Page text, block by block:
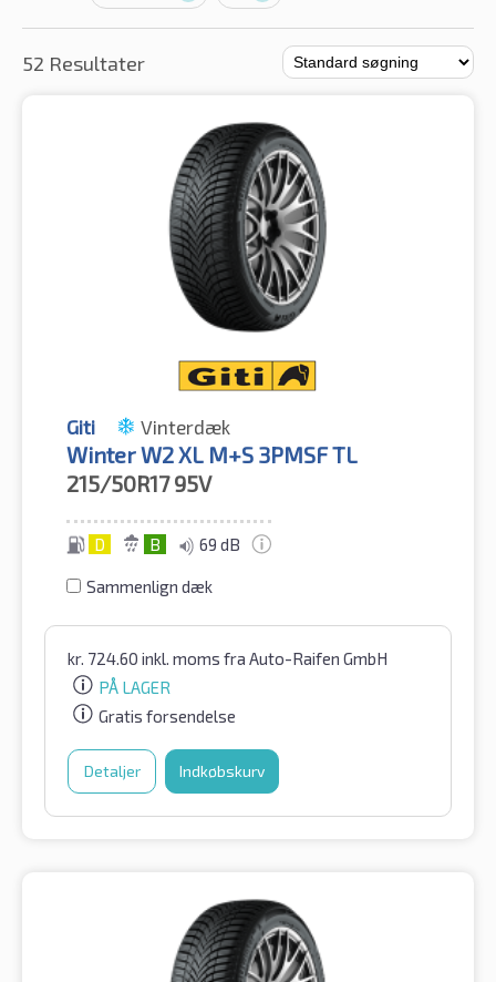
52 Resultater
Giti Vinterdæk
Winter W2 XL M+S 3PMSF TL
215/50R17 95V
D B 69 dB
Sammenlign dæk
kr. 724.60 inkl. moms fra Auto-Raifen GmbH
PÅ LAGER
Gratis forsendelse
Detaljer Indkøbskurv